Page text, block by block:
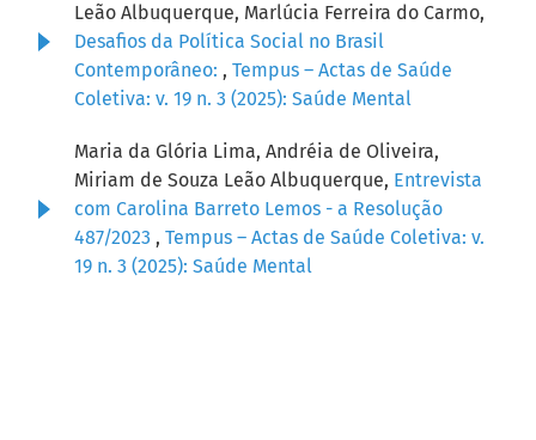
Leão Albuquerque, Marlúcia Ferreira do Carmo,
Desafios da Política Social no Brasil
Contemporâneo: , Tempus – Actas de Saúde
Coletiva: v. 19 n. 3 (2025): Saúde Mental
Maria da Glória Lima, Andréia de Oliveira,
Miriam de Souza Leão Albuquerque, Entrevista
com Carolina Barreto Lemos - a Resolução
487/2023 , Tempus – Actas de Saúde Coletiva: v.
19 n. 3 (2025): Saúde Mental